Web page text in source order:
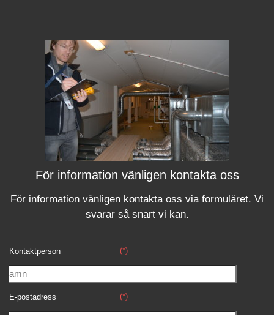
För information vänligen kontakta oss
För information vänligen kontakta oss via formuläret. Vi
svararså snart vi kan.
Kontaktperson (*)
E-postadress (*)